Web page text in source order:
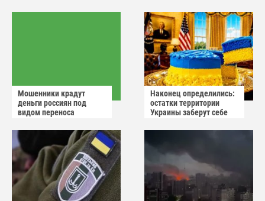
"апокалиптических
сценариев"
Мошенники крадут
деньги россиян под
видом переноса
Наконец определились:
остатки территории
Украины заберут себе